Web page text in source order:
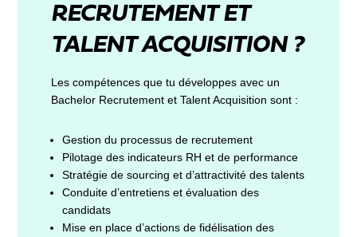
RECRUTEMENT ET
TALENT ACQUISITION ?
Les compétences que tu développes avec un
Bachelor Recrutement et Talent Acquisition sont :
Gestion du processus de recrutement
Pilotage des indicateurs RH et de performance
Stratégie de sourcing et d’attractivité des talents
Conduite d’entretiens et évaluation des
candidats
Mise en place d’actions de fidélisation des